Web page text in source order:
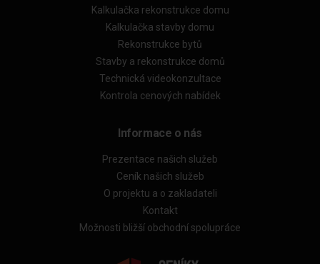
Kalkulačka rekonstrukce domu
Kalkulačka stavby domu
Rekonstrukce bytů
Stavby a rekonstrukce domů
Technická videokonzultace
Kontrola cenových nabídek
Informace o nás
Prezentace našich služeb
Ceník našich služeb
O projektu a o zakladateli
Kontakt
Možnosti bližší obchodní spolupráce